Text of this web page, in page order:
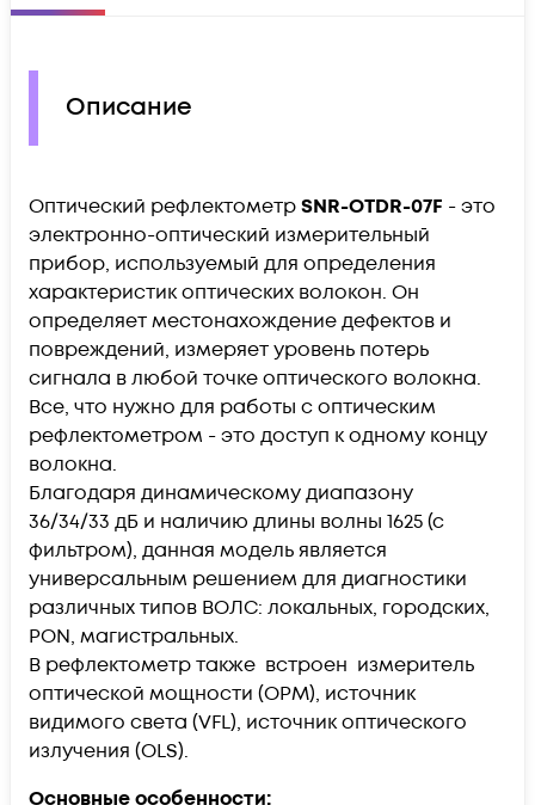
Описание
Оптический рефлектометрSNR-OTDR-07F - это
электронно-оптический измерительный
прибор, используемый для определения
характеристик оптических волокон. Он
определяет местонахождение дефектов и
повреждений, измеряет уровень потерь
сигнала в любой точке оптического волокна.
Все, что нужно для работы с оптическим
рефлектометром - это доступ к одному концу
волокна.
Благодаря динамическому диапазону
36/34/33 дБ и наличию длины волны 1625 (с
фильтром), данная модель является
универсальным решением для диагностики
различных типов ВОЛС: локальных, городских,
PON, магистральных.
В рефлектометр также встроен измеритель
оптической мощности (OPM), источник
видимого света (VFL), источник оптического
излучения (OLS).
Основные особенности: